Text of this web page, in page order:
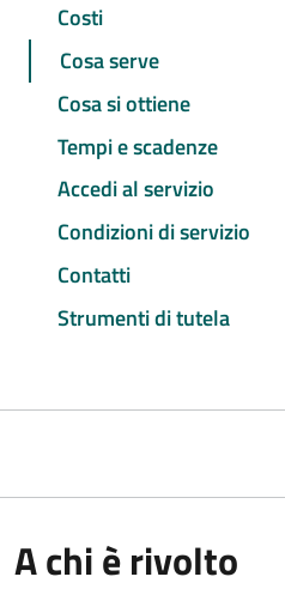
Costi
Cosa serve
Cosa si ottiene
Tempi e scadenze
Accedi al servizio
Condizioni di servizio
Contatti
Strumenti di tutela
A chi è rivolto